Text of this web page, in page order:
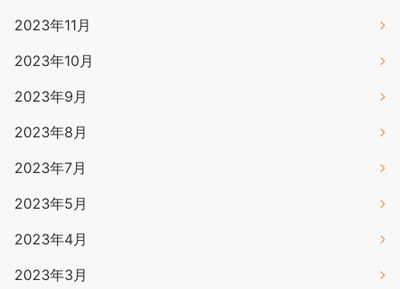
2023年11月
2023年10月
2023年9月
2023年8月
2023年7月
2023年5月
2023年4月
2023年3月